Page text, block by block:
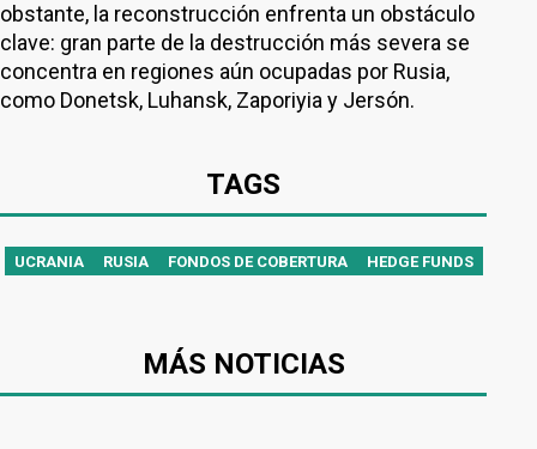
obstante, la reconstrucción enfrenta un obstáculo
clave: gran parte de la destrucción más severa se
concentra en regiones aún ocupadas por Rusia,
como Donetsk, Luhansk, Zaporiyia y Jersón.
TAGS
UCRANIA RUSIA FONDOS DE COBERTURA HEDGE FUNDS
MÁS NOTICIAS